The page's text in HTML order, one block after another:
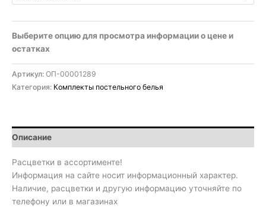
Выберите опцию для просмотра информации о цене и
остатках
Артикул: ОП-00001289
Категория: Комплекты постельного белья
Описание
Расцветки в ассортименте!
Информация на сайте носит информационный характер.
Наличие, расцветки и другую информацию уточняйте по
телефону или в магазинах